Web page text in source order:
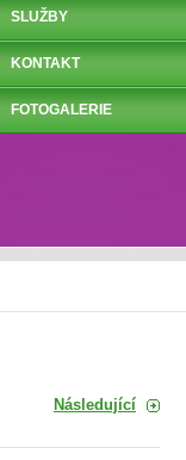
Následující
SLUŽBY
KONTAKT
FOTOGALERIE